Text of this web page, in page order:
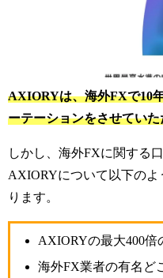
AXIORYは、海外FXで10
ーテーションをさせてい
しかし、海外FXに関する
AXIORYについて以下の
ります。
AXIORYの最大400倍
海外FX業者の有名ど